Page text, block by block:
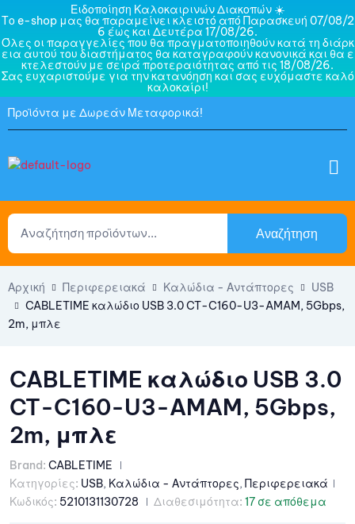
Ειδοποίηση Καλοκαιρινών Διακοπών ☀️
Το e-shop μας θα παραμείνει κλειστό από Παρασκευή 07/08/2
6 έως και Δευτέρα 17/08/26.
Όλες οι παραγγελίες που θα πραγματοποιηθούν κατά τη διάρκ
εια αυτού του διαστήματος θα καταγραφούν κανονικά και θα ε
κτελεστούν με σειρά προτεραιότητας από τις 18/08/26.
Σας ευχαριστούμε για την κατανόηση και σας ευχόμαστε καλό
καλοκαίρι!
Προϊόντα με Δωρεάν Μεταφορικά!
Αναζήτηση
Αρχική Περιφερειακά Καλώδια - Αντάπτορες
USB
CABLETIME καλώδιο USB 3.0 CT-C160-U3-AMAM, 5Gbps,
2m, μπλε
CABLETIME καλώδιο USB 3.0
CT-C160-U3-AMAM, 5Gbps,
2m, μπλε
Brand: CABLETIME
Κατηγορίες: USB, Καλώδια - Αντάπτορες, Περιφερειακά
Κωδικός: 5210131130728 Διαθεσιμότητα: 17 σε απόθεμα